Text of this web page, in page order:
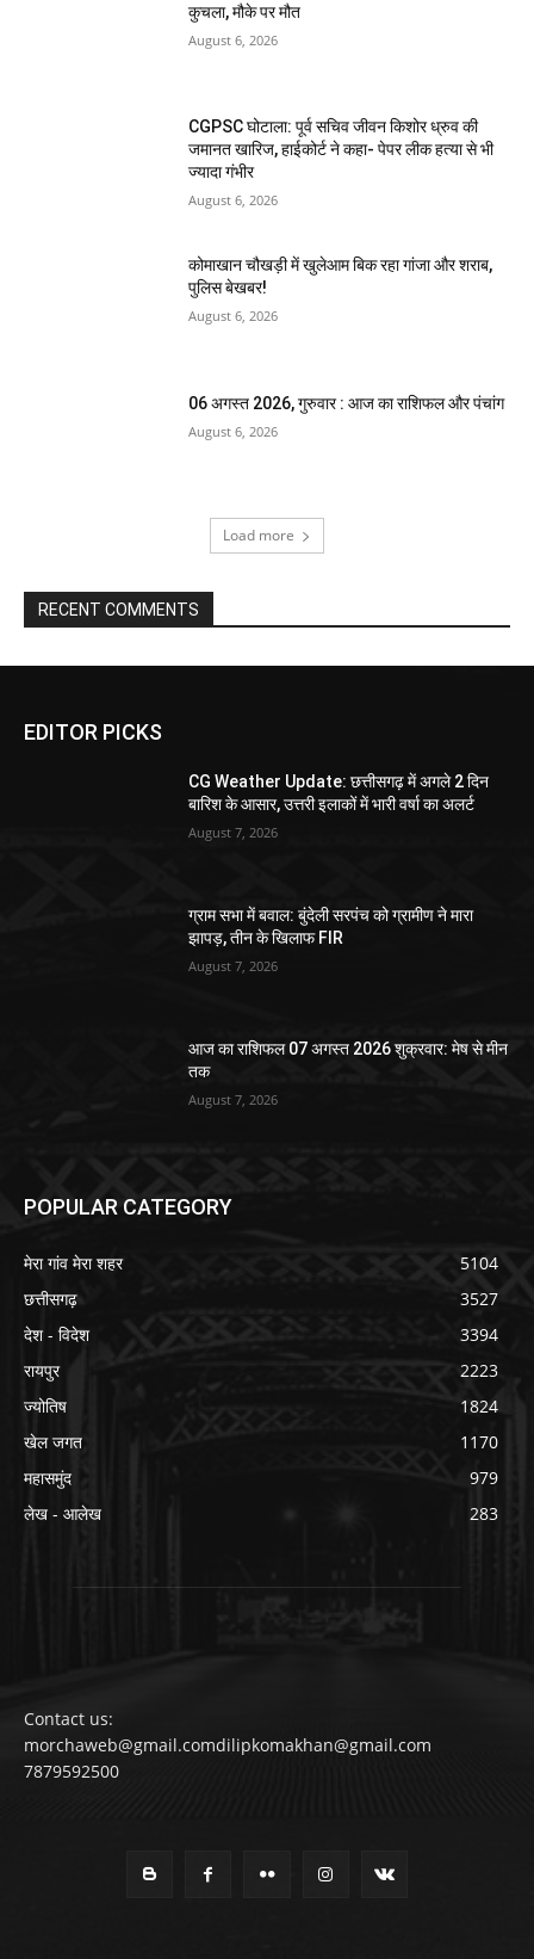
कुचला, मौके पर मौत
August 6, 2026
CGPSC घोटाला: पूर्व सचिव जीवन किशोर ध्रुव की
जमानत खारिज, हाईकोर्ट ने कहा- पेपर लीक हत्या से भी
ज्यादा गंभीर
August 6, 2026
कोमाखान चौखड़ी में खुलेआम बिक रहा गांजा और शराब,
पुलिस बेखबर!
August 6, 2026
06 अगस्त 2026, गुरुवार : आज का राशिफल और पंचांग
August 6, 2026
Load more
RECENT COMMENTS
EDITOR PICKS
CG Weather Update: छत्तीसगढ़ में अगले 2 दिन
बारिश के आसार, उत्तरी इलाकों में भारी वर्षा का अलर्ट
August 7, 2026
ग्राम सभा में बवाल: बुंदेली सरपंच को ग्रामीण ने मारा
झापड़, तीन के खिलाफ FIR
August 7, 2026
आज का राशिफल 07 अगस्त 2026 शुक्रवार: मेष से मीन
तक
August 7, 2026
POPULAR CATEGORY
मेरा गांव मेरा शहर
5104
छत्तीसगढ़
3527
देश - विदेश
3394
रायपुर
2223
ज्योतिष
1824
खेल जगत
1170
महासमुंद
979
लेख - आलेख
283
Contact us:
morchaweb@gmail.comdilipkomakhan@gmail.com
7879592500